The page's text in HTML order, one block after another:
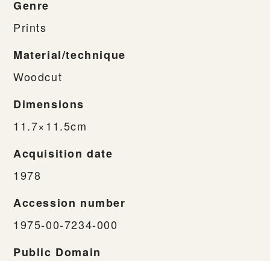
Genre
Prints
Material/technique
Woodcut
Dimensions
11.7×11.5cm
Acquisition date
1978
Accession number
1975-00-7234-000
Public Domain